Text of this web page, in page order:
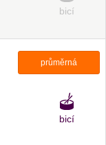
bicí
průměrná
bicí